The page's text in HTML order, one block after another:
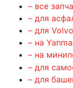
– все
– для
– для
– на
– на
– для
– для